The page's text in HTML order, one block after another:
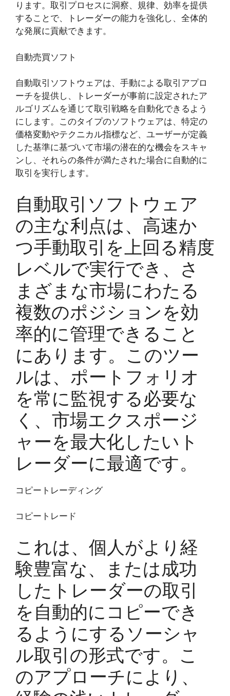
ります。取引プロセスに洞察、規律、効率を提供
することで、トレーダーの能力を強化し、全体的
な発展に貢献できます。
自動売買ソフト
自動取引ソフトウェアは、手動による取引アプロ
ーチを提供し、トレーダーが事前に設定されたア
ルゴリズムを通じて取引戦略を自動化できるよう
にします。このタイプのソフトウェアは、特定の
価格変動やテクニカル指標など、ユーザーが定義
した基準に基づいて市場の潜在的な機会をスキャ
ンし、それらの条件が満たされた場合に自動的に
取引を実行します。
自動取引ソフトウェア
の主な利点は、高速か
つ手動取引を上回る精度
レベルで実行でき、さ
まざまな市場にわたる
複数のポジションを効
率的に管理できること
にあります。このツー
ルは、ポートフォリオ
を常に監視する必要な
く、市場エクスポージ
ャーを最大化したいト
レーダーに最適です。
コピートレーディング
コピートレード
これは、個人がより経
験豊富な、または成功
したトレーダーの取引
を自動的にコピーでき
るようにするソーシャ
ル取引の形式です。こ
のアプローチにより、